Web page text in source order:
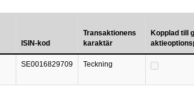
ISIN-kod
Transaktionens
karaktär
Kopplad till
SE0016829709 Teckning